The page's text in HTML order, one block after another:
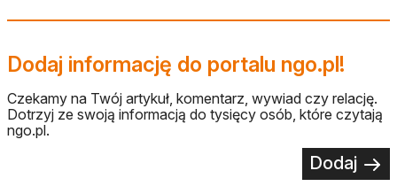
Dodaj informację do portalu ngo.pl!
Czekamy na Twój artykuł, komentarz, wywiad czy relację.
Dotrzyj ze swoją informacją do tysięcy osób, które czytają
ngo.pl.
Dodaj